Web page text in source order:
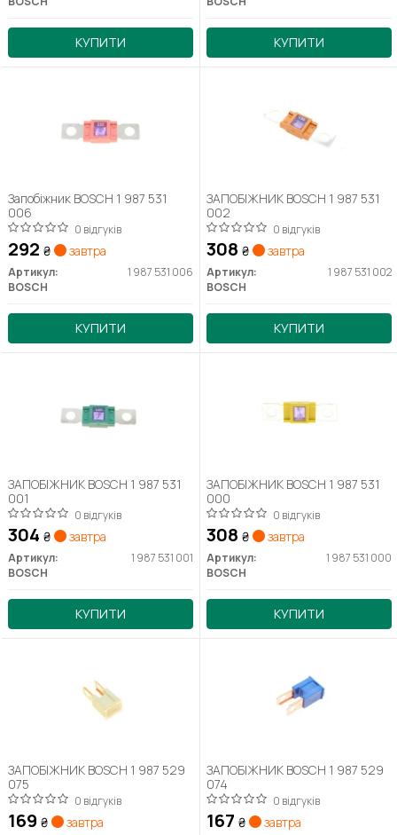
КУПИТИ КУПИТИ
Запобіжник BOSCH 1 987 531
006
0 відгуків
292 ₴ завтра
Артикул:
1 987 531 006
BOSCH
КУПИТИ
ЗАПОБІЖНИК BOSCH 1 987 531
002
0 відгуків
308 ₴ завтра
Артикул:
1 987 531 002
BOSCH
КУПИТИ
ЗАПОБІЖНИК BOSCH 1 987 531
001
0 відгуків
304 ₴ завтра
Артикул:
1 987 531 001
BOSCH
КУПИТИ
ЗАПОБІЖНИК BOSCH 1 987 531
000
0 відгуків
308 ₴ завтра
Артикул:
1 987 531 000
BOSCH
КУПИТИ
ЗАПОБІЖНИК BOSCH 1 987 529
075
0 відгуків
169 ₴ завтра
ЗАПОБІЖНИК BOSCH 1 987 529
074
0 відгуків
167 ₴ завтра